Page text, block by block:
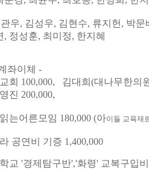
우, 김성우, 김현수, 류지헌 , 박문
, 정성훈, 최미정, 한지혜
좌이체 -
회 100,000, 김대희(대나무한의
진 200,000,
는어른모임 180,000 (아이들 교육재
공연비 기증 1,400,000
교 '경제탐구반','화령' 교복구입